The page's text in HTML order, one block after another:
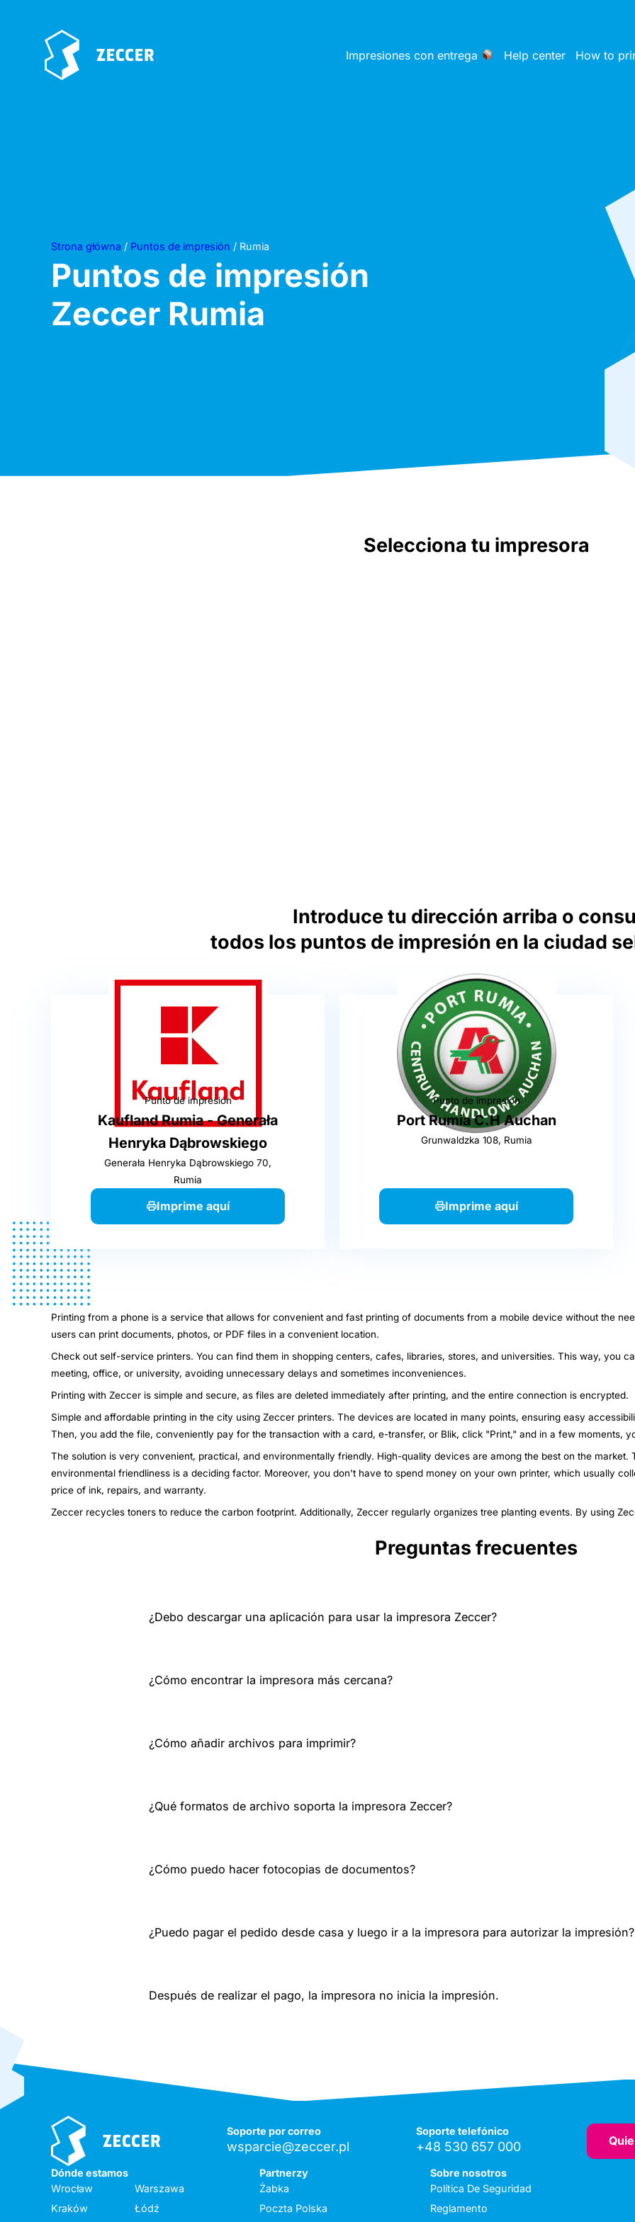
Impresiones con entrega Help center How to
Strona główna / Puntos de impresión / Rumia
Puntos de impresión
Zeccer Rumia
Selecciona tu impresora
Introduce tu dirección arriba o
todos los puntos de impresión en la ciudad
Punto de impresión
Kaufland Rumia - Generała
Henryka Dąbrowskiego
Generała Henryka Dąbrowskiego 70,
Rumia
Imprime aquí
Punto de impresión
Port Rumia C.H Auchan
Grunwaldzka 108, Rumia
Imprime aquí
Printing from a phone is a service that allows for convenient and fast printing of documents from a mobile device without the
users can print documents, photos, or PDF files in a convenient location.
Check out self-service printers. You can find them in shopping centers, cafes, libraries, stores, and universities. This way, you
meeting, office, or university, avoiding unnecessary delays and sometimes inconveniences.
Printing with Zeccer is simple and secure, as files are deleted immediately after printing, and the entire connection is encrypted.
Simple and affordable printing in the city using Zeccer printers. The devices are located in many points, ensuring easy
Then, you add the file, conveniently pay for the transaction with a card, e-transfer, or Blik, click "Print," and in a few moments,
The solution is very convenient, practical, and environmentally friendly. High-quality devices are among the best on the
environmental friendliness is a deciding factor. Moreover, you don't have to spend money on your own printer, which usually
price of ink, repairs, and warranty.
Zeccer recycles toners to reduce the carbon footprint. Additionally, Zeccer regularly organizes tree planting events. By using
Preguntas frecuentes
¿Debo descargar una aplicación para usar la impresora Zeccer?
¿Cómo encontrar la impresora más cercana?
¿Cómo añadir archivos para imprimir?
¿Qué formatos de archivo soporta la impresora Zeccer?
¿Cómo puedo hacer fotocopias de documentos?
¿Puedo pagar el pedido desde casa y luego ir a la impresora para autorizar la impresión?
Después de realizar el pago, la impresora no inicia la impresión.
Soporte por correo
wsparcie@zeccer.pl
Soporte telefónico
+48 530 657 000
Dónde estamos
Wrocław
Warszawa
Kraków
Łódź
Partnerzy
Żabka
Poczta Polska
Sobre nosotros
Política De Seguridad
Reglamento